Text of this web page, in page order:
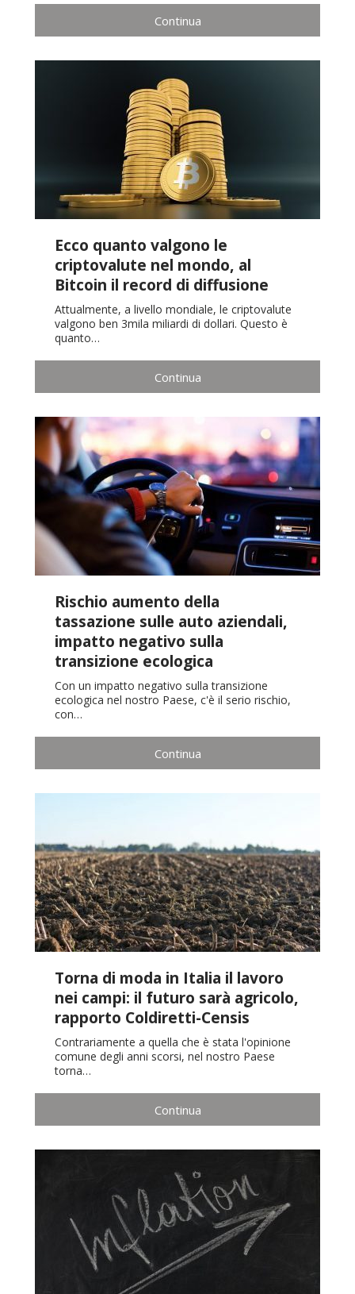
Continua
Ecco quanto valgono le
criptovalute nel mondo, al
Bitcoin il record di diffusione
Attualmente, a livello mondiale, le criptovalute
valgono ben 3mila miliardi di dollari. Questo è
quanto…
Continua
Rischio aumento della
tassazione sulle auto aziendali,
impatto negativo sulla
transizione ecologica
Con un impatto negativo sulla transizione
ecologica nel nostro Paese, c'è il serio rischio,
con…
Continua
Torna di moda in Italia il lavoro
nei campi: il futuro sarà agricolo,
rapporto Coldiretti-Censis
Contrariamente a quella che è stata l'opinione
comune degli anni scorsi, nel nostro Paese
torna…
Continua